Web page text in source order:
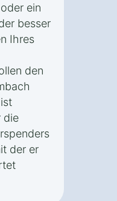
ein
besser
Ihres
den
die
der er